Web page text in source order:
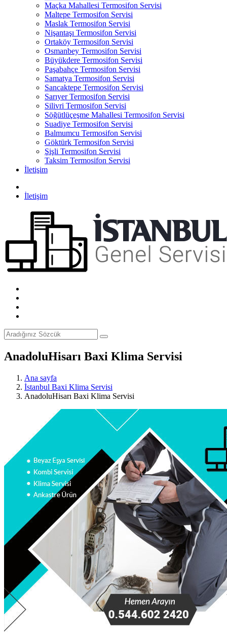
Maçka Mahallesi Termosifon Servisi
Maltepe Termosifon Servisi
Maslak Termosifon Servisi
Nişantaşı Termosifon Servisi
Ortaköy Termosifon Servisi
Osmanbey Termosifon Servisi
Büyükdere Termosifon Servisi
Paşabahçe Termosifon Servisi
Samatya Termosifon Servisi
Sancaktepe Termosifon Servisi
Sarıyer Termosifon Servisi
Silivri Termosifon Servisi
Söğütlüçeşme Mahallesi Termosifon Servisi
Suadiye Termosifon Servisi
Balmumcu Termosifon Servisi
Göktürk Termosifon Servisi
Şişli Termosifon Servisi
Taksim Termosifon Servisi
İletişim
İletişim
AnadoluHisarı Baxi Klima Servisi
Ana sayfa
İstanbul Baxi Klima Servisi
AnadoluHisarı Baxi Klima Servisi